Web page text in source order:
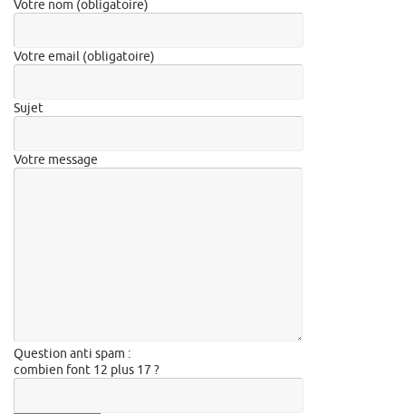
Votre nom (obligatoire)
Votre email (obligatoire)
Sujet
Votre message
Question anti spam :
combien font 12 plus 17 ?